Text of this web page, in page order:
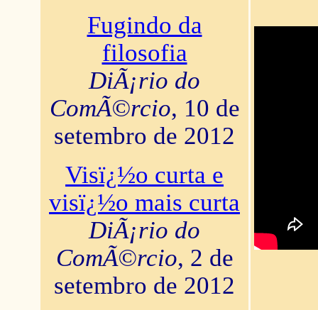
Fugindo da
filosofia
DiÃ¡rio do
ComÃ©rcio, 10 de
setembro de 2012
Visï¿½o curta e
visï¿½o mais curta
DiÃ¡rio do
ComÃ©rcio, 2 de
setembro de 2012